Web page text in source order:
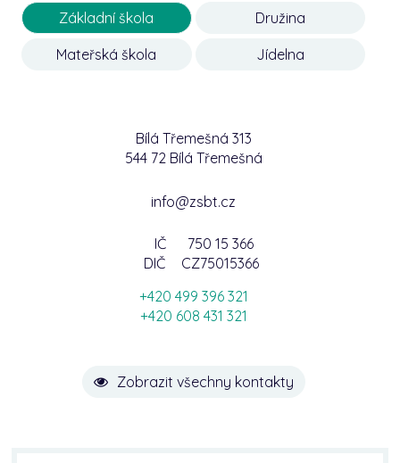
Základní škola Družina
Mateřská škola Jídelna
Bílá Třemešná 313
544 72 Bílá Třemešná
info@zsbt.cz
IČ
750 15 366
DIČ
CZ75015366
+420 499 396 321
+420 608 431 321
Zobrazit všechny kontakty